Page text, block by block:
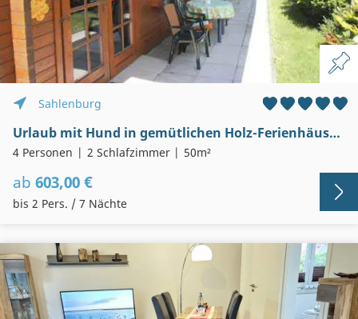
Sahlenburg
Urlaub mit Hund in gemütlichen Holz-Ferienhäusern in Sahlenburg
4 Personen 2 Schlafzimmer 50m²
ab 603,00 €
bis 2 Pers. / 7 Nächte